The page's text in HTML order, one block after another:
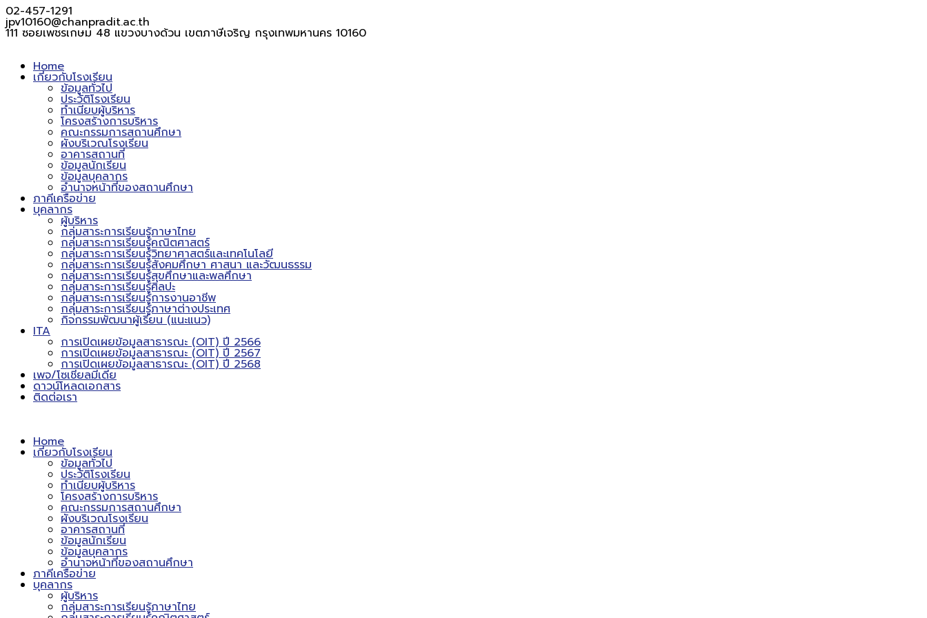
02-457-1291
jpv10160@chanpradit.ac.th
111 ซอยเพชรเกษม 48 แขวงบางด้วน เขตภาษีเจริญ กรุงเทพมหานคร 10160
Home
เกี่ยวกับโรงเรียน
ข้อมูลทั่วไป
ประวัติโรงเรียน
ทำเนียบผู้บริหาร
โครงสร้างการบริหาร
คณะกรรมการสถานศึกษา
ผังบริเวณโรงเรียน
อาคารสถานที่
ข้อมูลนักเรียน
ข้อมูลบุคลากร
อำนาจหน้าที่ของสถานศึกษา
ภาคีเครือข่าย
บุคลากร
ผู้บริหาร
กลุ่มสาระการเรียนรู้ภาษาไทย
กลุ่มสาระการเรียนรู้คณิตศาสตร์
กลุ่มสาระการเรียนรู้วิทยาศาสตร์และเทคโนโลยี
กลุ่มสาระการเรียนรู้สังคมศึกษา ศาสนา และวัฒนธรรม
กลุ่มสาระการเรียนรู้สุขศึกษาและพลศึกษา
กลุ่มสาระการเรียนรู้ศิลปะ
กลุ่มสาระการเรียนรู้การงานอาชีพ
กลุ่มสาระการเรียนรู้ภาษาต่างประเทศ
กิจกรรมพัฒนาผู้เรียน (แนะแนว)
ITA
การเปิดเผยข้อมูลสาธารณะ (OIT) ปี 2566
การเปิดเผยข้อมูลสาธารณะ (OIT) ปี 2567
การเปิดเผยข้อมูลสาธารณะ (OIT) ปี 2568
เพจ/โซเชียลมีเดีย
ดาวน์โหลดเอกสาร
ติดต่อเรา
Home
เกี่ยวกับโรงเรียน
ข้อมูลทั่วไป
ประวัติโรงเรียน
ทำเนียบผู้บริหาร
โครงสร้างการบริหาร
คณะกรรมการสถานศึกษา
ผังบริเวณโรงเรียน
อาคารสถานที่
ข้อมูลนักเรียน
ข้อมูลบุคลากร
อำนาจหน้าที่ของสถานศึกษา
ภาคีเครือข่าย
บุคลากร
ผู้บริหาร
กลุ่มสาระการเรียนรู้ภาษาไทย